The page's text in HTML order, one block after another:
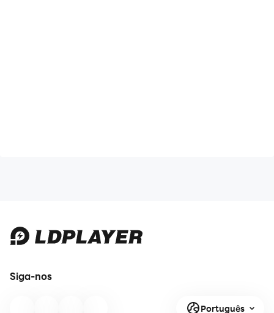
Siga-nos
Português